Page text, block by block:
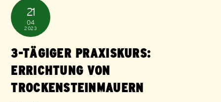
21
04
2023
3-TÄGIGER PRAXISKURS:
ERRICHTUNG VON
TROCKENSTEINMAUERN